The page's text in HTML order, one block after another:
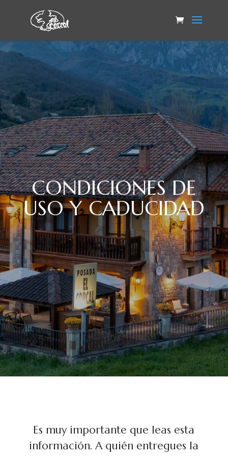
CONDICIONES DE
USO Y CADUCIDAD
Es muy importante que leas esta
información. A quién entregues la